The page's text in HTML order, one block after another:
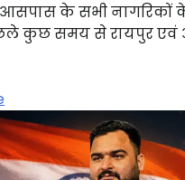
के सभी नागरिकों
कुछ समय से रायपुर एवं